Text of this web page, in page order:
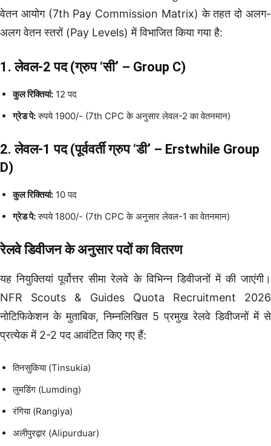
वेतन आयोग (7th Pay Commission Matrix) के तहत दो अलग-
अलग वेतन स्तरों (Pay Levels) में विभाजित किया गया है:
1. लेवल-2 पद (ग्रुप ‘सी’ – Group C)
कुल रिक्तियां: 12 पद
ग्रेड पे:रुपये 1900/- (7th CPC के अनुसार लेवल-2 का वेतनमान)
2. लेवल-1 पद (पूर्ववर्ती ग्रुप ‘डी’ – Erstwhile Group
D)
कुल रिक्तियां: 10 पद
ग्रेड पे:रुपये 1800/- (7th CPC के अनुसार लेवल-1 का वेतनमान)
रेलवे डिवीजन के अनुसार पदों का वितरण
यह नियुक्तियां पूर्वोत्तर सीमा रेलवे के विभिन्न डिवीजनों में की जाएंगी।
NFR Scouts & Guides Quota Recruitment 2026
नोटिफिकेशन के मुताबिक, निम्नलिखित 5 प्रमुख रेलवे डिवीजनों में से
प्रत्येक में 2-2 पद आवंटित किए गए हैं:
तिनसुकिया (Tinsukia)
लुमडिंग (Lumding)
रंगिया (Rangiya)
अलीपुरद्वार (Alipurduar)